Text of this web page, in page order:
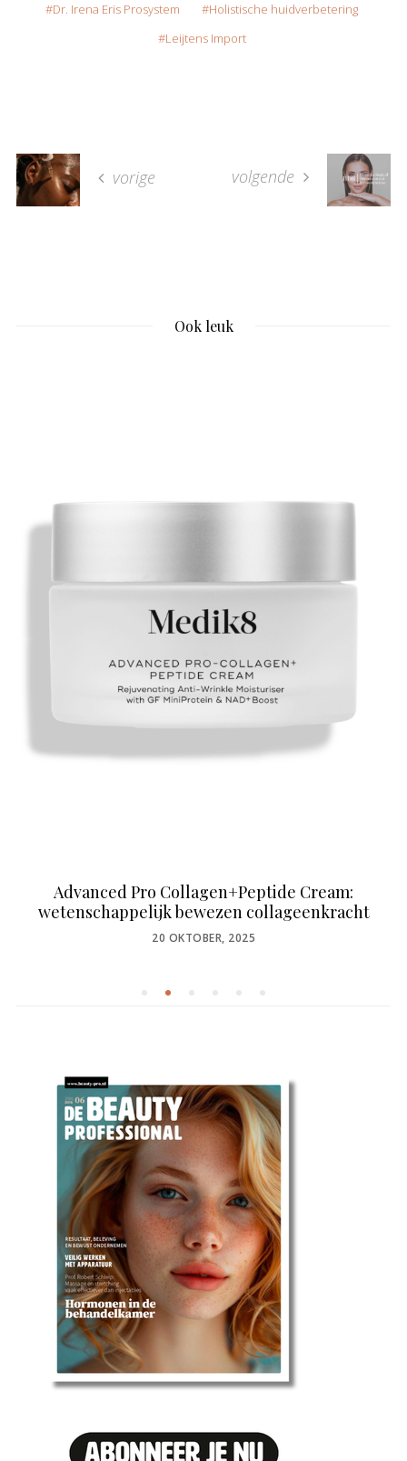
Dr. Irena Eris Prosystem
Holistische huidverbetering
Leijtens Import
vorige volgende
Ook leuk
Advanced Pro Collagen+Peptide Cream:
wetenschappelijk bewezen collageenkracht
POSTED
20 OKTOBER, 2025